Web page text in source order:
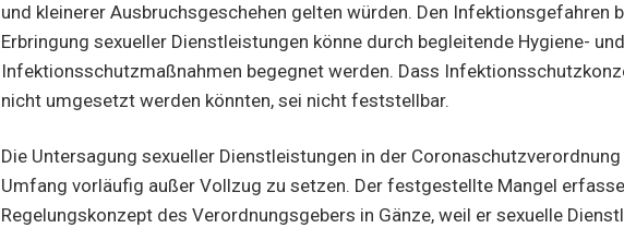
und kleinerer Ausbruchsgeschehen gelten würden. Den Infektionsgefahren
Erbringung sexueller Dienstleistungen könne durch begleitende Hygiene- und
Infektionsschutzmaßnahmen begegnet werden. Dass
nicht umgesetzt werden könnten, sei nicht feststellbar.
Die Untersagung sexueller Dienstleistungen in der
Umfang vorläufig außer Vollzug zu setzen. Der festgestellte Mangel
Regelungskonzept des Verordnungsgebers in Gänze, weil er sexuelle